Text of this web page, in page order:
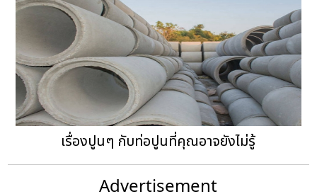
เรื่องปูนๆ กับท่อปูนที่คุณอาจยังไม่รู้
Advertisement